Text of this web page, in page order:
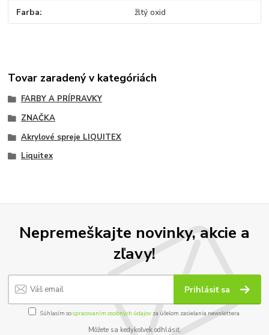
Farba žltý oxid
Tovar zaradený v kategóriách
FARBY A PRÍPRAVKY
ZNAČKA
Akrylové spreje LIQUITEX
Liquitex
Nepremeškajte novinky, akcie a
zľavy!
Prihlásiť sa
Súhlasím sospracovaním osobných údajov za účelom zasielania newslettera.
Môžete sa kedykoľvek odhlásiť.